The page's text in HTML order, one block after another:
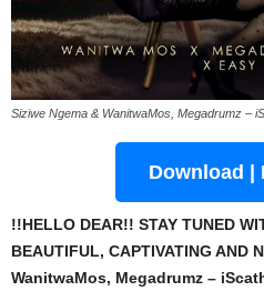
Siziwe Ngema & WanitwaMos, Megadrumz –
Download |
!!HELLO DEAR!! STAY TUNED
BEAUTIFUL, CAPTIVATING AND
WanitwaMos, Megadrumz –